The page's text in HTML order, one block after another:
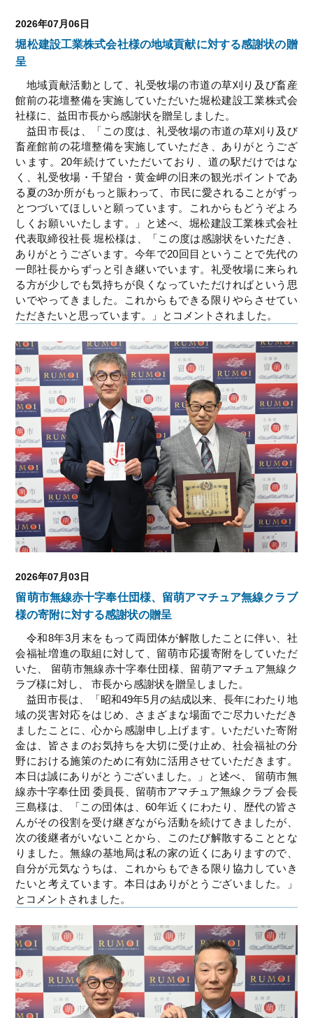
2026年07月06日
堀松建設工業株式会社様の地域貢献に対する感謝状の贈
呈
地域貢献活動として、礼受牧場の市道の草刈り及び畜産
館前の花壇整備を実施していただいた堀松建設工業株式会
社様に、益田市長から感謝状を贈呈しました。
益田市長は、「この度は、礼受牧場の市道の草刈り及び
畜産館前の花壇整備を実施していただき、ありがとうござ
います。20年続けていただいており、道の駅だけではな
く、礼受牧場・千望台・黄金岬の旧来の観光ポイントであ
る夏の3か所がもっと賑わって、市民に愛されることがずっ
とつづいてほしいと願っています。これからもどうぞよろ
しくお願いいたします。」と述べ、堀松建設工業株式会社
代表取締役社長 堀松様は、「この度は感謝状をいただき、
ありがとうございます。今年で20回目ということで先代の
一郎社長からずっと引き継いでいます。礼受牧場に来られ
る方が少しでも気持ちが良くなっていただければという思
いでやってきました。これからもできる限りやらさせてい
ただきたいと思っています。」とコメントされました。
2026年07月03日
留萌市無線赤十字奉仕団様、留萌アマチュア無線クラブ
様の寄附に対する感謝状の贈呈
令和8年3月末をもって両団体が解散したことに伴い、社
会福祉増進の取組に対して、 留萌市応援寄附をしていただ
いた、 留萌市無線赤十字奉仕団様、留萌アマチュア無線ク
ラブ様に対し、 市長から感謝状を贈呈しました。
益田市長は、「昭和49年5月の結成以来、長年にわたり地
域の災害対応をはじめ、さまざまな場面でご尽力いただき
ましたことに、心から感謝申し上げます。いただいた寄附
金は、皆さまのお気持ちを大切に受け止め、社会福祉の分
野における施策のために有効に活用させていただきます。
本日は誠にありがとうございました。」と述べ、 留萌市無
線赤十字奉仕団 委員長、留萌市アマチュア無線クラブ 会長
三島様は、「この団体は、60年近くにわたり、歴代の皆さ
んがその役割を受け継ぎながら活動を続けてきましたが、
次の後継者がいないことから、このたび解散することとな
りました。無線の基地局は私の家の近くにありますので、
自分が元気なうちは、これからもできる限り協力していき
たいと考えています。本日はありがとうございました。」
とコメントされました。